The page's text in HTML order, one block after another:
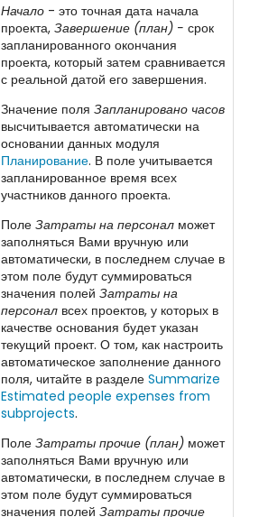
Начало - это точная дата начала
проекта,Завершение (план) -срок
запланированного окончания
проекта, который затем сравнивается
с реальной датой его завершения.
Значение поляЗапланировано часов
высчитывается автоматически на
основании данных модуля
Планирование. В поле учитывается
запланированное время всех
участников данного проекта.
ПолеЗатраты на персонал может
заполняться Вами вручную или
автоматически, в последнем случае в
этом поле будут суммироваться
значения полей Затраты на
персонал всех проектов, у которых в
качестве основания будет указан
текущий проект. О том, как настроить
автоматическое заполнение данного
поля, читайте в разделе Summarize
Estimated people expenses from
subprojects.
ПолеЗатраты прочие (план) может
заполняться Вами вручную или
автоматически, в последнем случае в
этом поле будут суммироваться
значения полей Затраты прочие